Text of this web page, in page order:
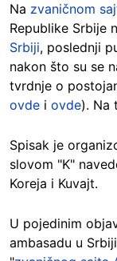
Na zvaničnom
Republike Srbije
Srbiji, poslednji
nakon što su se
tvrdnje o
ovde i ovde). Na
Spisak je
slovom "K"
Koreja i Kuvajt.
U pojedinim
ambasadu u